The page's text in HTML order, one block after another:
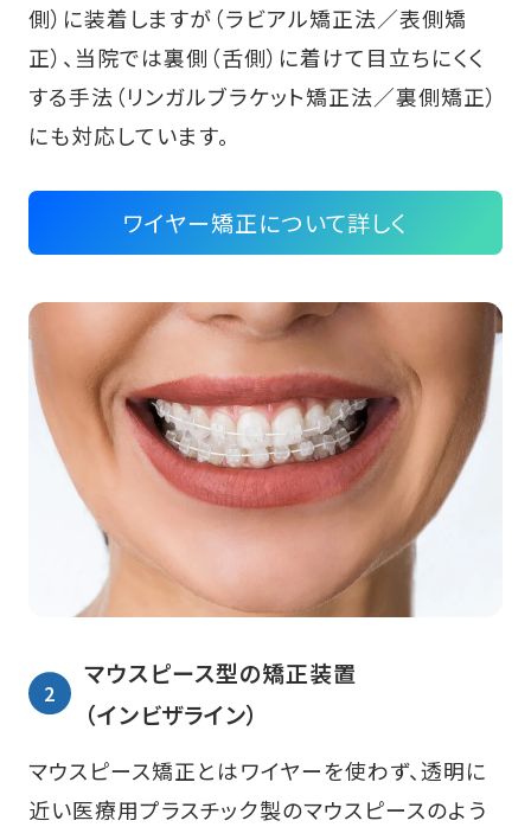
側）に装着しますが（ラビアル矯正法／表側矯
正）、当院では裏側（舌側）に着けて目立ちにくく
する手法（リンガルブラケット矯正法／裏側矯正）
にも対応しています。
ワイヤー矯正について詳しく
マウスピース型の矯正装置
（インビザライン）
マウスピース矯正とはワイヤーを使わず、透明に
近い医療用プラスチック製のマウスピースのよう